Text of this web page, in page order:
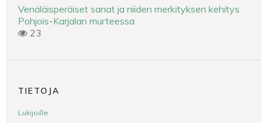
Venäläisperäiset sanat ja niiden merkityksen kehitys
Pohjois-Karjalan murteessa
23
TIETOJA
Lukijoille